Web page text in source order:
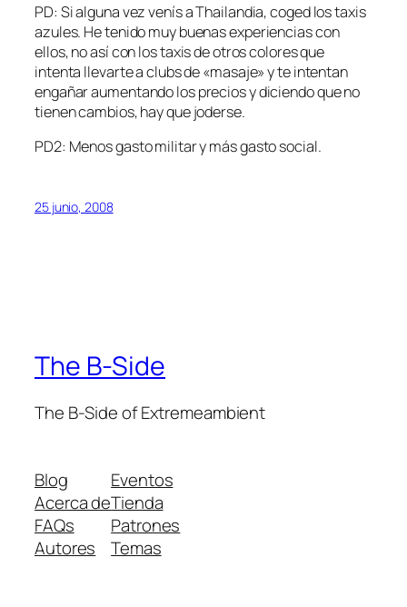
PD: Si alguna vez venís a Thailandia, coged los taxis
azules. He tenido muy buenas experiencias con
ellos, no así con los taxis de otros colores que
intenta llevarte a clubs de «masaje» y te intentan
engañar aumentando los precios y diciendo que no
tienen cambios, hay que joderse.
PD2: Menos gasto militar y más gasto social.
25 junio, 2008
The B-Side
The B-Side of Extremeambient
Blog
Acerca de
FAQs
Autores
Eventos
Tienda
Patrones
Temas